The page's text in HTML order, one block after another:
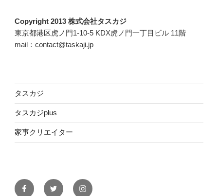
Copyright 2013 株式会社タスカジ
東京都港区虎ノ門1-10-5 KDX虎ノ門一丁目ビル 11階
mail：contact@taskaji.jp
タスカジ
タスカジplus
家事クリエイター
FacebookTwitter Instagram